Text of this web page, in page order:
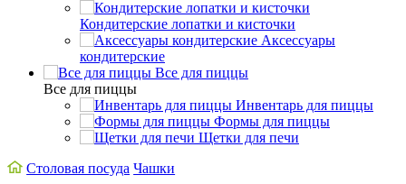
Кондитерские лопатки и кисточки
Аксессуары
кондитерские
Все для пиццы
Все для пиццы
Инвентарь для пиццы
Формы для пиццы
Щетки для печи
Столовая посуда Чашки